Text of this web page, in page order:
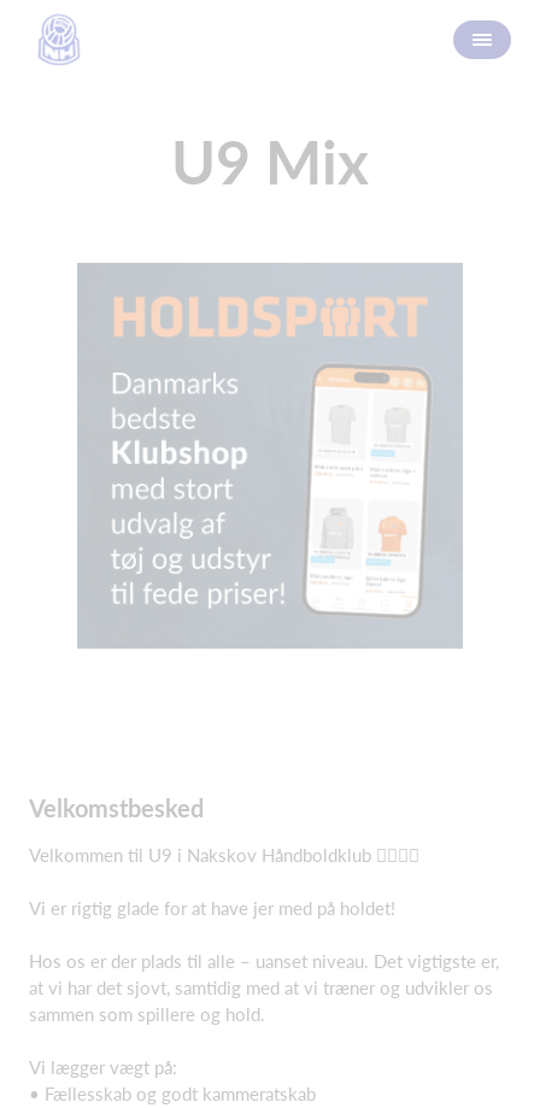
U9 Mix
Velkomstbesked
Velkommen til U9 i Nakskov Håndboldklub 🤾‍♀️🤾‍♂️
Vi er rigtig glade for at have jer med på holdet!
Hos os er der plads til alle – uanset niveau. Det vigtigste er,
at vi har det sjovt, samtidig med at vi træner og udvikler os
sammen som spillere og hold.
Vi lægger vægt på:
• Fællesskab og godt kammeratskab